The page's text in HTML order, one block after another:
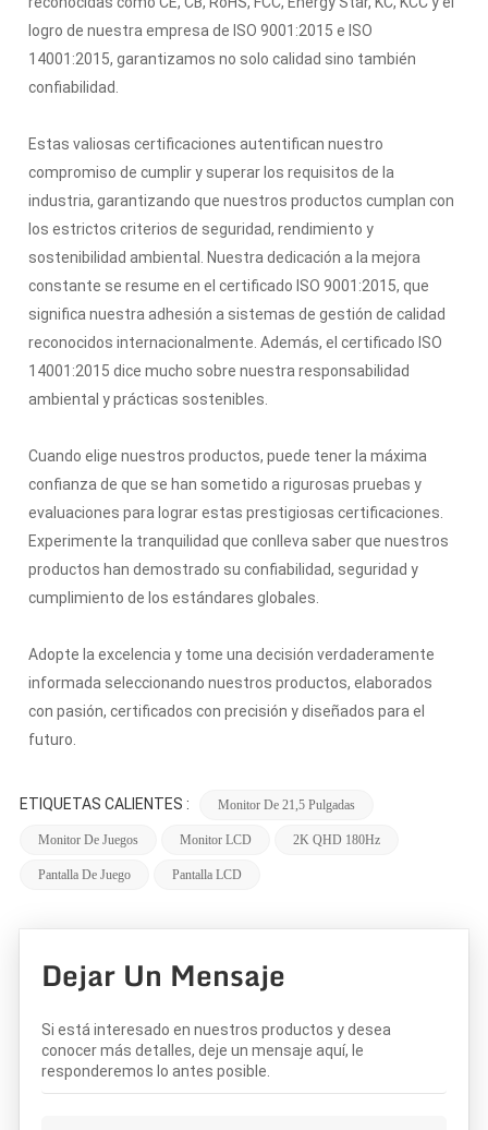
logro de nuestra empresa de ISO 9001:2015 e ISO
14001:2015, garantizamos no solo calidad sino también
confiabilidad.
Estas valiosas certificaciones autentifican nuestro
compromiso de cumplir y superar los requisitos de la
industria, garantizando que nuestros productos cumplan con
los estrictos criterios de seguridad, rendimiento y
sostenibilidad ambiental. Nuestra dedicación a la mejora
constante se resume en el certificado ISO 9001:2015, que
significa nuestra adhesión a sistemas de gestión de calidad
reconocidos internacionalmente. Además, el certificado ISO
14001:2015 dice mucho sobre nuestra responsabilidad
ambiental y prácticas sostenibles.
Cuando elige nuestros productos, puede tener la máxima
confianza de que se han sometido a rigurosas pruebas y
evaluaciones para lograr estas prestigiosas certificaciones.
Experimente la tranquilidad que conlleva saber que nuestros
productos han demostrado su confiabilidad, seguridad y
cumplimiento de los estándares globales.
Adopte la excelencia y tome una decisión verdaderamente
informada seleccionando nuestros productos, elaborados
con pasión, certificados con precisión y diseñados para el
futuro.
ETIQUETAS CALIENTES : Monitor De 21,5 Pulgadas
Monitor De Juegos Monitor LCD 2K QHD 180Hz
Pantalla De Juego Pantalla LCD
Dejar Un Mensaje
Si está interesado en nuestros productos y desea
conocer más detalles, deje un mensaje aquí, le
responderemos lo antes posible.